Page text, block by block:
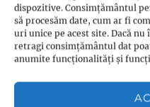
dispozitive. Consimțământul
să procesăm date, cum ar fi
uri unice pe acest site. Dacă
retragi consimțământul dat
anumite funcționalități și
Hume despre
Kant despre